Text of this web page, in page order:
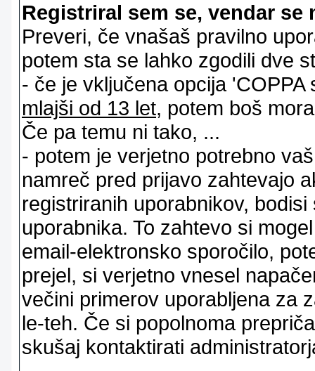
Registriral sem se, vendar
Preveri, če vnašaš pravilno
potem sta se lahko zgodili dve
- če je vključena opcija
mlajši od 13 let, potem boš
Če pa temu ni tako, ...
- potem je verjetno potrebno
namreč pred prijavo zahtevajo
registriranih uporabnikov,
uporabnika. To zahtevo si
email-elektronsko sporočilo,
prejel, si verjetno vnesel
večini primerov uporabljena za
le-teh. Če si popolnoma
skušaj kontaktirati